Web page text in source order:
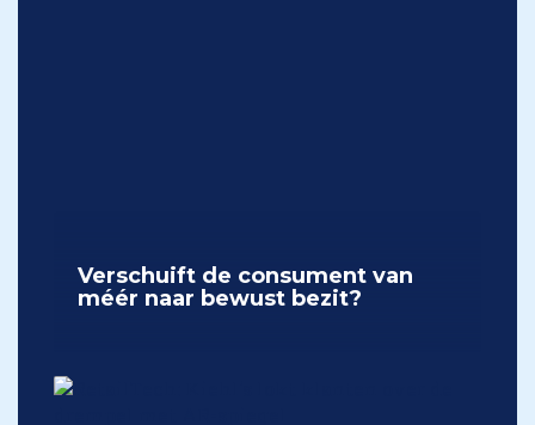
Verschuift de consument van
méér naar bewust bezit?